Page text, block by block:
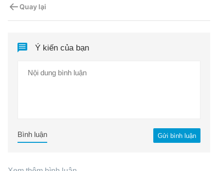
Quay lại
Ý kiến của bạn
Gửi bình luận
Bình luận